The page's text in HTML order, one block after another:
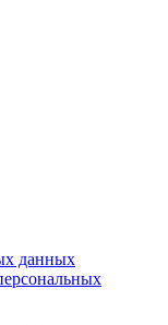
данных